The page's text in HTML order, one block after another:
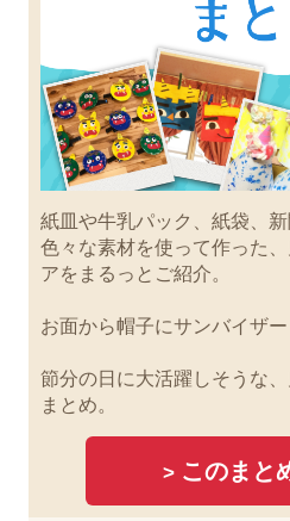
紙皿や牛乳パック、紙袋、
色々な素材を使って作った
アをまるっとご紹介。
お面から帽子にサンバイザー
節分の日に大活躍しそうな
まとめ。
> このまと